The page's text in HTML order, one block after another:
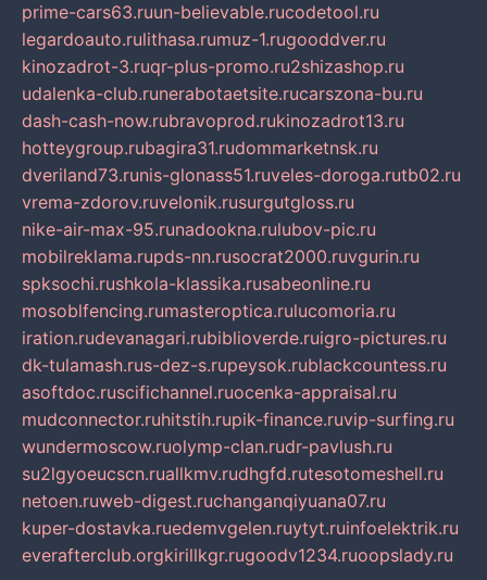
prime-cars63.ruun-believable.rucodetool.ru
legardoauto.rulithasa.rumuz-1.rugooddver.ru
kinozadrot-3.ruqr-plus-promo.ru2shizashop.ru
udalenka-club.runerabotaetsite.rucarszona-bu.ru
dash-cash-now.rubravoprod.rukinozadrot13.ru
hotteygroup.rubagira31.rudommarketnsk.ru
dveriland73.runis-glonass51.ruveles-doroga.rutb02.ru
vrema-zdorov.ruvelonik.rusurgutgloss.ru
nike-air-max-95.runadookna.rulubov-pic.ru
mobilreklama.rupds-nn.rusocrat2000.ruvgurin.ru
spksochi.rushkola-klassika.rusabeonline.ru
mosoblfencing.rumasteroptica.rulucomoria.ru
iration.rudevanagari.rubiblioverde.ruigro-pictures.ru
dk-tulamash.rus-dez-s.rupeysok.rublackcountess.ru
asoftdoc.ruscifichannel.ruocenka-appraisal.ru
mudconnector.ruhitstih.rupik-finance.ruvip-surfing.ru
wundermoscow.ruolymp-clan.rudr-pavlush.ru
su2lgyoeucscn.ruallkmv.rudhgfd.rutesotomeshell.ru
netoen.ruweb-digest.ruchanganqiyuana07.ru
kuper-dostavka.ruedemvgelen.ruytyt.ruinfoelektrik.ru
everafterclub.orgkirillkgr.rugoodv1234.ruoopslady.ru